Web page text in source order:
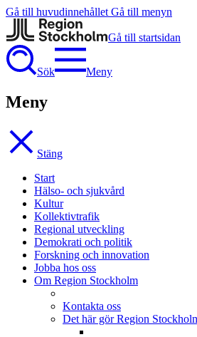
Gå till huvudinnehållet Gå till menyn
Gå till startsidan
Sök Meny
Meny
Stäng
Start
Hälso- och sjukvård
Kultur
Kollektivtrafik
Regional utveckling
Demokrati och politik
Forskning och innovation
Jobba hos oss
Om Region Stockholm
Kontakta oss
Det här gör Region